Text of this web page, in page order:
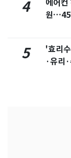
4
에어
원
5
'효리
·유리